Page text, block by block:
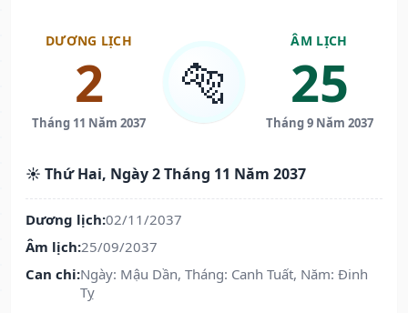
DƯƠNG LỊCH
2
Tháng 11 Năm 2037
🐅
ÂM LỊCH
25
Tháng 9 Năm 2037
☀️ Thứ Hai, Ngày 2 Tháng 11 Năm 2037
Dương lịch:02/11/2037
Âm lịch:25/09/2037
Can chi:Ngày: Mậu Dần, Tháng: Canh Tuất, Năm: Đinh
Tỵ